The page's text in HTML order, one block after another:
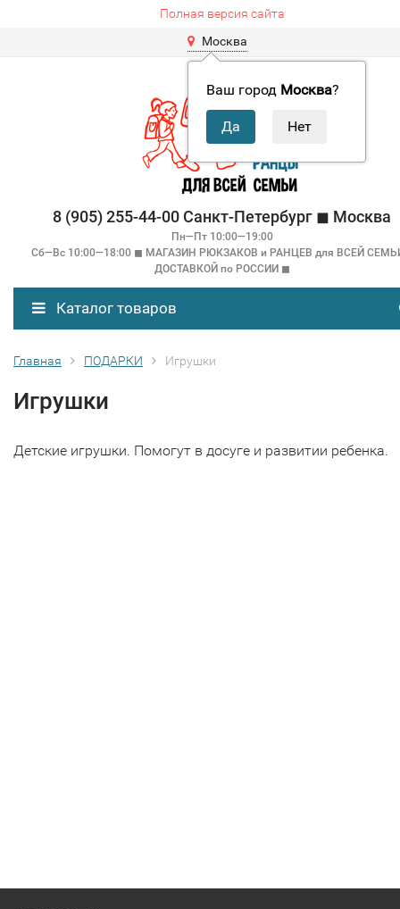
Полная версия сайта
Москва
Ваш город Москва?
8 (905) 255-44-00 Санкт-Петербург ◼ Москва
Пн—Пт 10:00—19:00
Сб—Вс 10:00—18:00 ◼ МАГАЗИН РЮКЗАКОВ и РАНЦЕВ для ВСЕЙ
ДОСТАВКОЙ по РОССИИ ◼
Каталог товаров
Главная ПОДАРКИ Игрушки
Игрушки
Детские игрушки. Помогут в досуге и развитии ребенка.